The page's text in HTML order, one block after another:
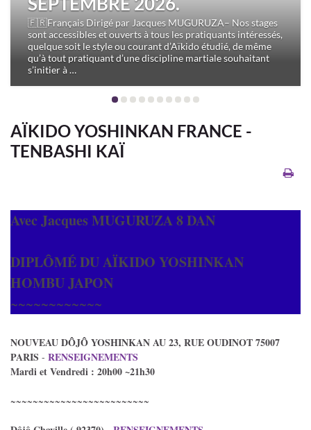
🇫🇷Français Dirigé par Jacques MUGURUZA– Nos stages
sont accessibles et ouverts à tous les pratiquants intéressés,
quelque soit le style ou courant d’Aïkido étudié, de même
qu’à tout pratiquant d’une discipline martiale souhaitant
s’initier à …
AÏKIDO YOSHINKAN FRANCE -
TENBASHI KAÏ
Avec Jacques MUGURUZA 8 DAN
DIPLÔMÉ DU AÏKIDO YOSHINKAN
HOMBU JAPON
~~~~~~~~~~~~
NOUVEAU DÔJÔ YOSHINKAN AU 23, RUE OUDINOT 75007
PARIS - RENSEIGNEMENTS
Mardi et Vendredi : 20h00 ~21h30
~~~~~~~~~~~~~~~~~~~~~~~~~